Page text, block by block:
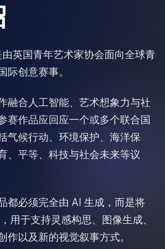
英国青年艺术家协会面向全球青
际创意赛事。
融合人工智能、艺术想象力与社
赛作品应回应一个或多个联合国
气候行动、环境保护、海洋保
、平等、科技与社会未来等议
都必须完全由 AI 生成，而是将
用于支持灵感构思、图像生成、
作以及新的视觉叙事方式。